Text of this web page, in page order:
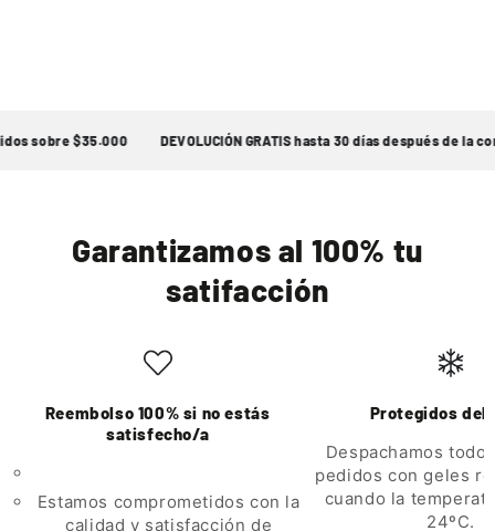
sobre $35.000 DEVOLUCIÓN GRATIS hasta 30 días después de la
Garantizamos al 100% tu
satifacción
Reembolso 100% si no estás
satisfecho/a
Estamos comprometidos con la
calidad y satisfacción de
Protegidos del
Despachamos
pedidos con geles
cuando la
24ºC.